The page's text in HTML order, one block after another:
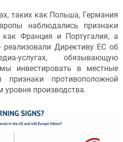
таких как Польша, Германия
наблюдались признаки
Франция и Португалия, а
реализовали Директиву ЕС об
услугах, обязывающую
инвестировать в местные
признаки противоположной
производства.